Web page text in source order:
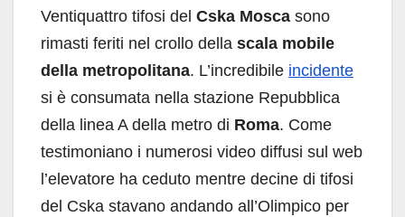
Ventiquattro tifosi del Cska Mosca sono
rimasti feriti nel crollo della scala mobile
della metropolitana. L’incredibile incidente
si è consumata nella stazione Repubblica
della linea A della metro di Roma. Come
testimoniano i numerosi video diffusi sul web
l’elevatore ha ceduto mentre decine di tifosi
del Cska stavano andando all’Olimpico per